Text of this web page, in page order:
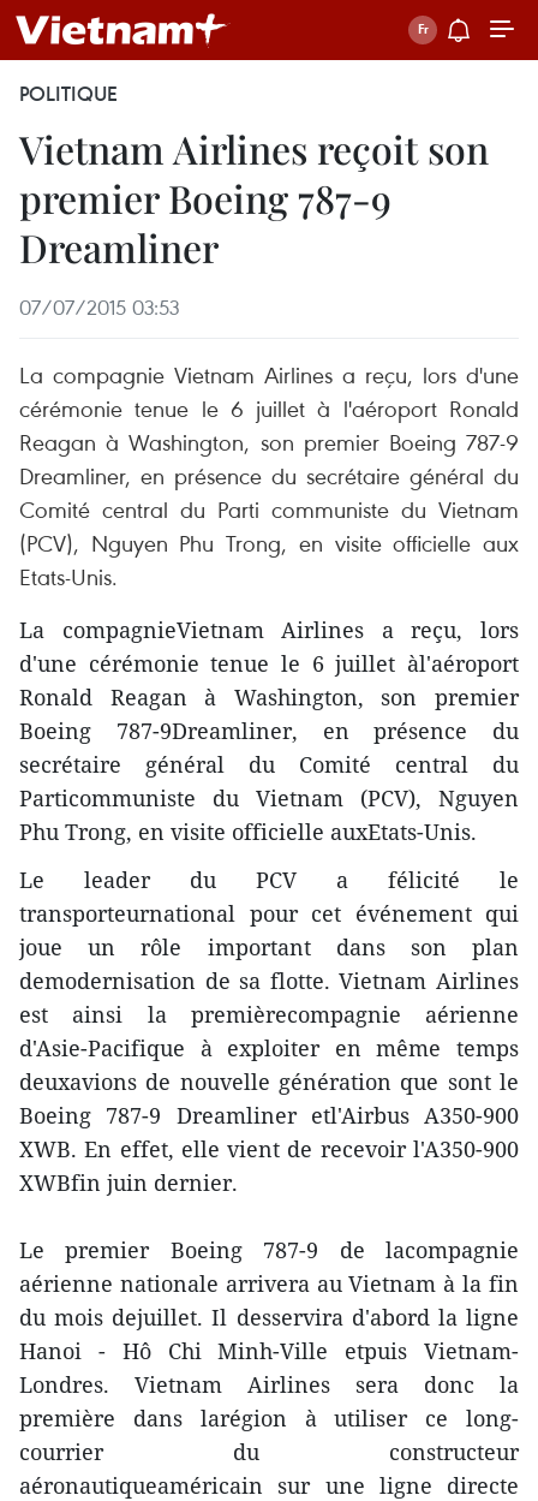
POLITIQUE
Vietnam Airlines reçoit son
premier Boeing 787-9
Dreamliner
07/07/2015 03:53
La compagnie Vietnam Airlines a reçu, lors d'une
cérémonie tenue le 6 juillet à l'aéroport Ronald
Reagan à Washington, son premier Boeing 787-9
Dreamliner, en présence du secrétaire général du
Comité central du Parti communiste du Vietnam
(PCV), Nguyen Phu Trong, en visite officielle aux
Etats-Unis.
La compagnieVietnam Airlines a reçu, lors
d'une cérémonie tenue le 6 juillet àl'aéroport
Ronald Reagan à Washington, son premier
Boeing 787-9Dreamliner, en présence du
secrétaire général du Comité central du
Particommuniste du Vietnam (PCV), Nguyen
Phu Trong, en visite officielle auxEtats-Unis.
Le leader du PCV a félicité le
transporteurnational pour cet événement qui
joue un rôle important dans son plan
demodernisation de sa flotte. Vietnam Airlines
est ainsi la premièrecompagnie aérienne
d'Asie-Pacifique à exploiter en même temps
deuxavions de nouvelle génération que sont le
Boeing 787-9 Dreamliner etl'Airbus A350-900
XWB. En effet, elle vient de recevoir l'A350-900
XWBfin juin dernier.
Le premier Boeing 787-9 de lacompagnie
aérienne nationale arrivera au Vietnam à la fin
du mois dejuillet. Il desservira d'abord la ligne
Hanoi - Hô Chi Minh-Ville etpuis Vietnam-
Londres. Vietnam Airlines sera donc la
première dans larégion à utiliser ce long-
courrier du constructeur
aéronautiqueaméricain sur une ligne directe